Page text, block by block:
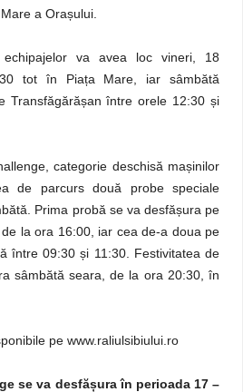
a Orașului.
echipajelor va avea loc vineri, 18
tot în Piața Mare, iar sâmbătă
Transfăgărășan între orele 12:30 și
categorie deschisă mașinilor
de parcurs două probe speciale
Prima probă se va desfășura pe
la ora 16:00, iar cea de-a doua pe
între 09:30 și 11:30. Festivitatea de
sâmbătă seara, de la ora 20:30, în
pe www.raliulsibiului.ro
se va desfășura în perioada 17 –